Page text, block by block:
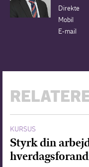
Direkte
Mobil
E-mail
KURSUS
Styrk din